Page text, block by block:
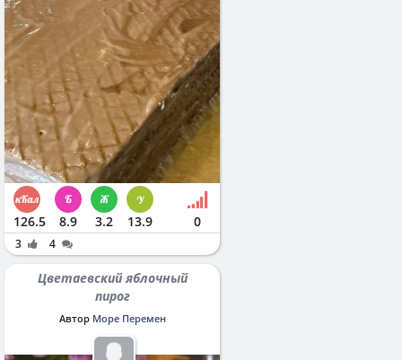
126.5 8.9 3.2 13.9 0
3 4
Цветаевский яблочный
пирог
Автор Море Перемен